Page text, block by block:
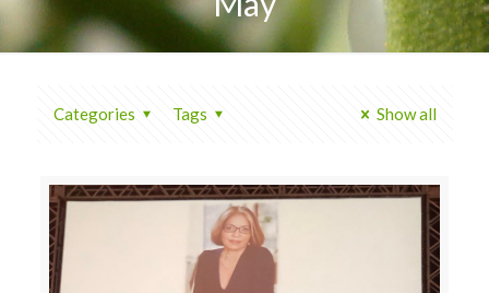
Categories Tags Show all